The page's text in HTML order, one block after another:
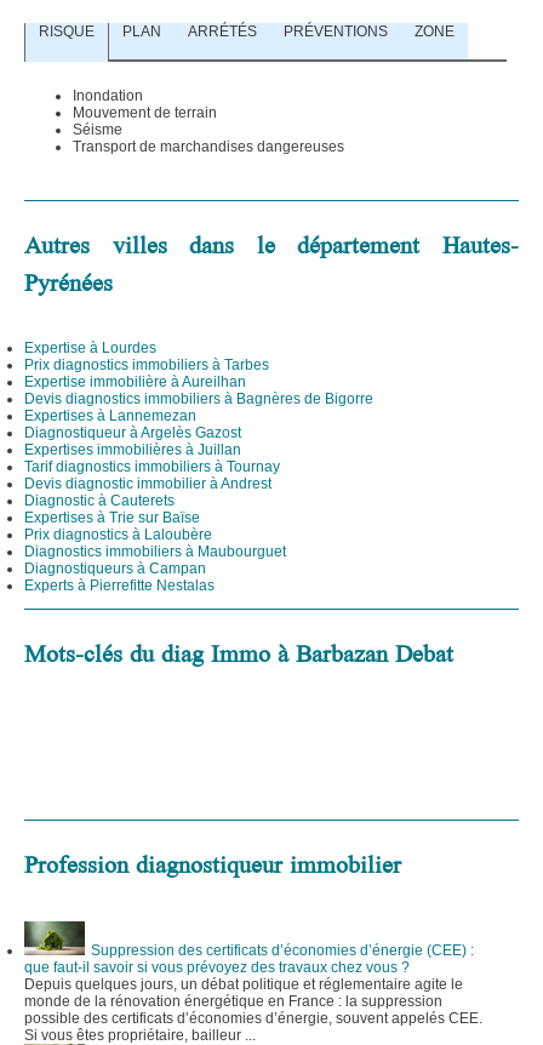
RISQUE PLAN ARRÉTÉS PRÉVENTIONS ZONE
Inondation
Mouvement de terrain
Séisme
Transport de marchandises dangereuses
Autres villes dans le département Hautes-
Pyrénées
Expertise à Lourdes
Prix diagnostics immobiliers à Tarbes
Expertise immobilière à Aureilhan
Devis diagnostics immobiliers à Bagnères de Bigorre
Expertises à Lannemezan
Diagnostiqueur à Argelès Gazost
Expertises immobilières à Juillan
Tarif diagnostics immobiliers à Tournay
Devis diagnostic immobilier à Andrest
Diagnostic à Cauterets
Expertises à Trie sur Baïse
Prix diagnostics à Laloubère
Diagnostics immobiliers à Maubourguet
Diagnostiqueurs à Campan
Experts à Pierrefitte Nestalas
Mots-clés du diag Immo à Barbazan Debat
Profession diagnostiqueur immobilier
Suppression des certificats d’économies d’énergie (CEE) :
que faut-il savoir si vous prévoyez des travaux chez vous ?
Depuis quelques jours, un débat politique et réglementaire agite le
monde de la rénovation énergétique en France : la suppression
possible des certificats d’économies d’énergie, souvent appelés CEE.
Si vous êtes propriétaire, bailleur ...